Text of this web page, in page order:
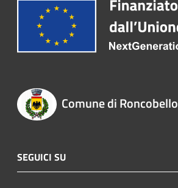
Comune di Roncobello
SEGUICI SU